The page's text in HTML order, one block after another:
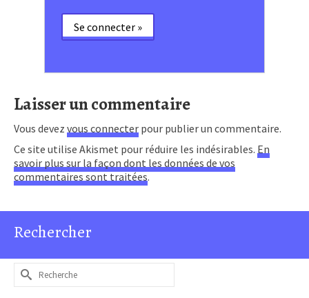
Laisser un commentaire
Vous devez vous connecter pour publier un commentaire.
Ce site utilise Akismet pour réduire les indésirables. En
savoir plus sur la façon dont les données de vos
commentaires sont traitées.
Rechercher
Rechercher :